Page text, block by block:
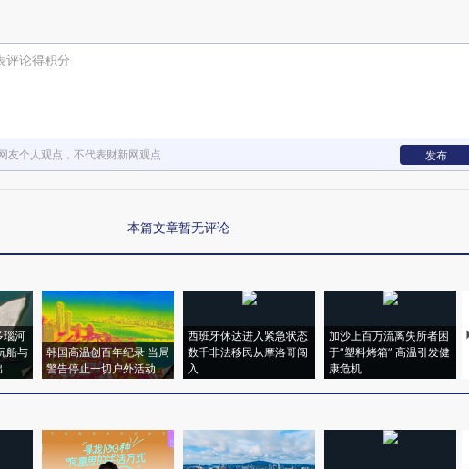
评论得积分
友个人观点，不代表财新网观点 发布
本篇文章暂无评论
瑙河
船与
韩国高温创百年纪录 当局
警告停止一切户外活动
西班牙休达进入紧急状态
数千非法移民从摩洛哥闯
入
加沙上百万流离失所者困
于“塑料烤箱” 高温引发健
康危机